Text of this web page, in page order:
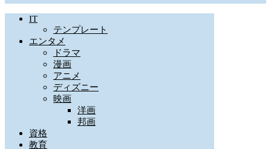
IT
テンプレート
エンタメ
ドラマ
漫画
アニメ
ディズニー
映画
洋画
邦画
資格
教育